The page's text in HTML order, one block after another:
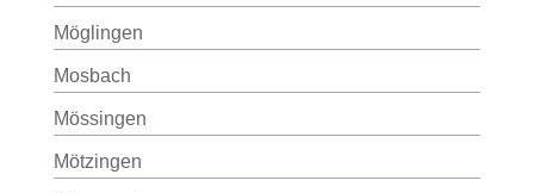
Möglingen
Mosbach
Mössingen
Mötzingen